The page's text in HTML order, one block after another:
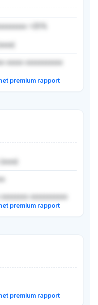
>25%
xxxxx xxxxxxxxxxx
premium rapport
xxxxxxxxxxx
premium rapport
premium rapport